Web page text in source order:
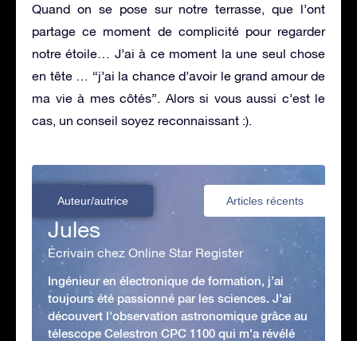
Quand on se pose sur notre terrasse, que l’ont
partage ce moment de complicité pour regarder
notre étoile… J’ai à ce moment la une seul chose
en tête … “j’ai la chance d’avoir le grand amour de
ma vie à mes côtés”. Alors si vous aussi c’est le
cas, un conseil soyez reconnaissant :).
Auteur/autrice Articles récents
Jules
Écrivain chez Online Star Register
Ingénieur en électronique de formation, j’ai
toujours été passionné par les sciences. J'ai
découvert l'observation astronomique grâce au
télescope Celestron CPC 1100 qui m'a révélé